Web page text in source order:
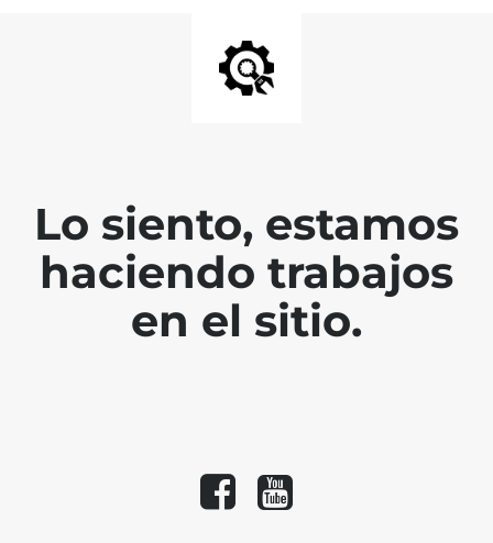
Lo siento, estamos
haciendo trabajos
en el sitio.